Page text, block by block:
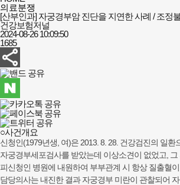
의료분쟁
[산부인과] 자궁경부암 진단을 지연한 사례 / 조정
건강보험저널
2024-08-26 10:09:50
1685
○사건개요
신청인(1979년생, 여)은 2013. 8. 28. 건강검진의 일환
자궁경부세포검사를 받았는데 이상소견이 없었고, 그
피신청인 병원에 내원하여 부부관계 시 항상 질출혈
담당의사는 내진한 결과 자궁경부 미란이 관찰되어